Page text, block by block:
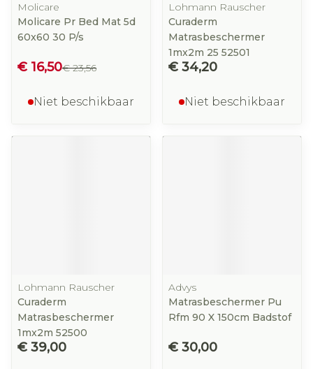
Molicare
Molicare Pr Bed Mat 5d
60x60 30 P/s
€ 23,56
€ 16,50
Niet beschikbaar
Lohmann Rauscher
Curaderm
Matrasbeschermer
1mx2m 25 52501
€ 34,20
Niet beschikbaar
Lohmann Rauscher
Curaderm
Matrasbeschermer
1mx2m 52500
€ 39,00
Advys
Matrasbeschermer Pu
Rfm 90 X 150cm Badstof
€ 30,00